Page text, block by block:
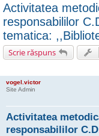
Activitatea
responsabililor
tematica:
Scrie răspuns
vogel.victor
Site Admin
Activitatea
responsabililor